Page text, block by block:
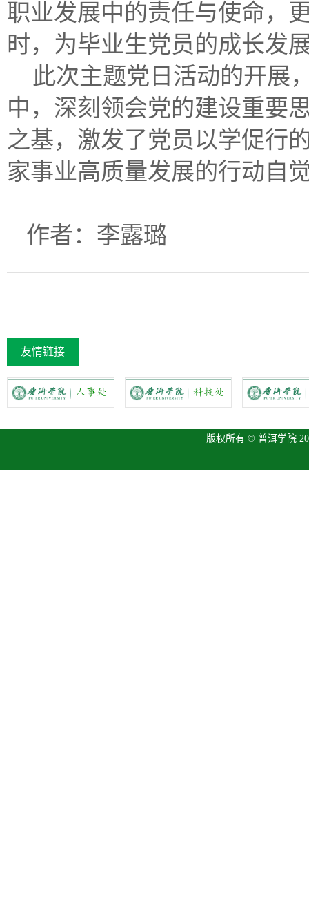
职业发展中的责任与使命，
时，为毕业生党员的成长发
此次主题党日活动的开展
中，深刻领会党的建设重要
之基，激发了党员以学促行
家事业高质量发展的行动自
作者：李露璐
友情链接
版权所有 © 普洱学院